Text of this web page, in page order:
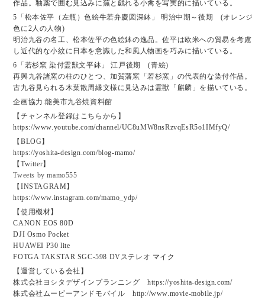
作品。釉薬で囲む見込みに蕪と戯れる小禽を写実的に描いている。
5「松本佐平（左瓶）色絵牛若弁慶図深鉢」 明治中期～後期 (オレンジ
色に2人の人物)
明治九谷の名工、松本佐平の色絵鉢の逸品。佐平は欧米への貿易を考慮
し近代的な小紋に日本を意識した和風人物画を巧みに描いている。
6「若杉窯 染付霊獣文平鉢」 江戸後期 (青絵)
再興九谷諸窯の柱のひとつ、加賀藩窯「若杉窯」の代表的な染付作品。
古九谷見られる木葉散周縁文様に見込みは霊獣「麒麟」を描いている。
企画協力:能美市九谷焼資料館
【チャンネル登録はこちらから】
https://www.youtube.com/channel/UC8uMW8nsRzvqEsR5o1IMfyQ/
【BLOG】
https://yoshita-design.com/blog-mamo/
【Twitter】
Tweets by mamo555
【INSTAGRAM】
https://www.instagram.com/mamo_ydp/
【使用機材】
CANON EOS 80D
DJI Osmo Pocket
HUAWEI P30 lite
FOTGA TAKSTAR SGC-598 DVステレオ マイク
【運営している会社】
株式会社ヨシタデザインプランニング https://yoshita-design.com/
株式会社ムービーアンドモバイル http://www.movie-mobile.jp/